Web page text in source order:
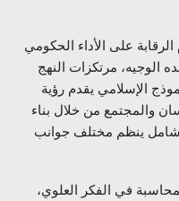
على الأداء الحكومي
الوجيه، مرتكزات النهج
الإسلامي يقدم رؤية
والمجتمع من خلال بناء
شامل ينظم مختلف جوانب
في الفكر العلوي،